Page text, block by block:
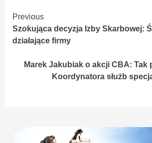
Continue
Reading
Previous
Szokująca decyzja Izby Skarbowej:
działające firmy
Marek Jakubiak o akcji CBA: Tak
Koordynatora służb